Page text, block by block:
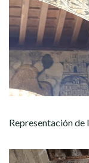
Representación de